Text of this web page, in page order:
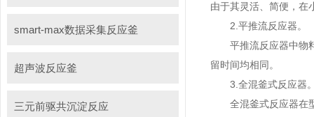
smart-max数据采集反应釜
超声波反应釜
三元前驱共沉淀反应
由于其灵活、简便，在
2.平推流反应器。
平推流反应器中物料
留时间均相同。
3.全混釜式反应器
全混釜式反应器在型